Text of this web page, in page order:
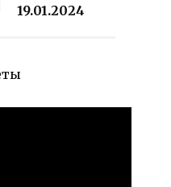
19.01.2024